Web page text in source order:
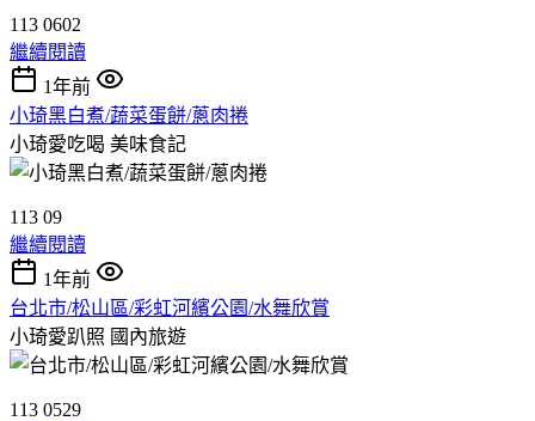
113 0602
繼續閱讀
1年前
小琦黑白煮/蔬菜蛋餅/蔥肉捲
小琦愛吃喝 美味食記
113 09
繼續閱讀
1年前
台北市/松山區/彩虹河繽公園/水舞欣賞
小琦愛趴照 國內旅遊
113 0529